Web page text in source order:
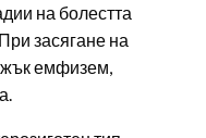
на болестта
засягане на
емфизем,